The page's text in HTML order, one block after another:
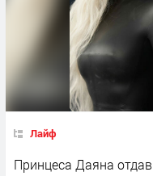
Лайф
Принцеса Даяна